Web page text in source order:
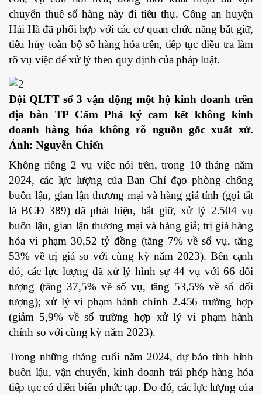
chuyển thuê số hàng này đi tiêu thụ. Công an huyện
Hải Hà đã phối hợp với các cơ quan chức năng bắt giữ,
tiêu hủy toàn bộ số hàng hóa trên, tiếp tục điều tra làm
rõ vụ việc để xử lý theo quy định của pháp luật.
Đội QLTT số 3 vận động một hộ kinh doanh trên
địa bàn TP Cẩm Phả ký cam kết không kinh
doanh hàng hóa không rõ nguồn gốc xuất xứ.
Ảnh: Nguyễn Chiến
Không riêng 2 vụ việc nói trên, trong 10 tháng năm
2024, các lực lượng của Ban Chỉ đạo phòng chống
buôn lậu, gian lận thương mại và hàng giả tỉnh (gọi tắt
là BCĐ 389) đã phát hiện, bắt giữ, xử lý 2.504 vụ
buôn lậu, gian lận thương mại và hàng giả; trị giá hàng
hóa vi phạm 30,52 tỷ đồng (tăng 7% về số vụ, tăng
53% về trị giá so với cùng kỳ năm 2023). Bên cạnh
đó, các lực lượng đã xử lý hình sự 44 vụ với 66 đối
tượng (tăng 37,5% về số vụ, tăng 53,5% về số đối
tượng); xử lý vi phạm hành chính 2.456 trường hợp
(giảm 5,9% về số trường hợp xử lý vi phạm hành
chính so với cùng kỳ năm 2023).
Trong những tháng cuối năm 2024, dự báo tình hình
buôn lậu, vận chuyển, kinh doanh trái phép hàng hóa
tiếp tục có diễn biến phức tạp. Do đó, các lực lượng của